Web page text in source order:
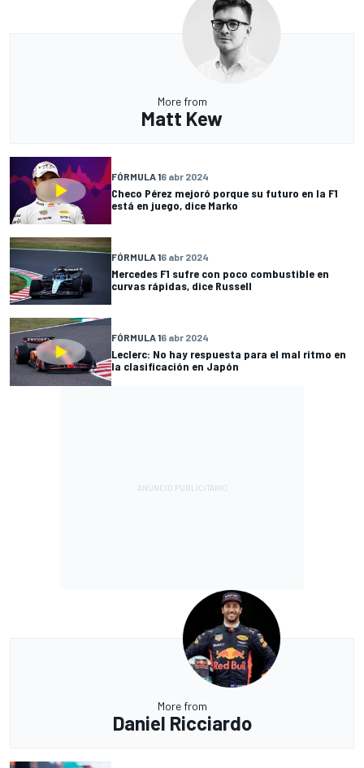
More from
Matt Kew
FÓRMULA 16 abr 2024
Checo Pérez mejoró porque su futuro en la F1
está en juego, dice Marko
FÓRMULA 16 abr 2024
Mercedes F1 sufre con poco combustible en
curvas rápidas, dice Russell
FÓRMULA 16 abr 2024
Leclerc: No hay respuesta para el mal ritmo en
la clasificación en Japón
More from
Daniel Ricciardo